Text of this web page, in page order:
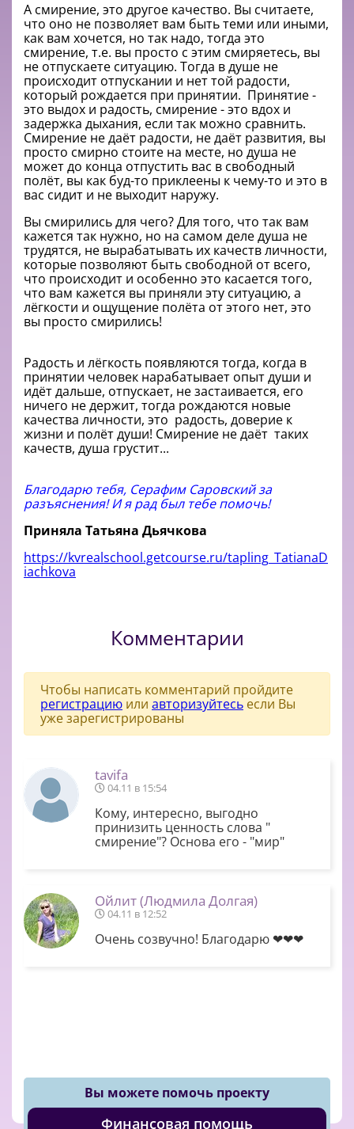
А смирение, это другое качество. Вы считаете,
что оно не позволяет вам быть теми или иными,
как вам хочется, но так надо, тогда это
смирение, т.е. вы просто с этим смиряетесь, вы
не отпускаете ситуацию. Тогда в душе не
происходит отпускании и нет той радости,
который рождается при принятии. Принятие -
это выдох и радость, смирение - это вдох и
задержка дыхания, если так можно сравнить.
Смирение не даёт радости, не даёт развития, вы
просто смирно стоите на месте, но душа не
может до конца отпустить вас в свободный
полёт, вы как буд-то приклеены к чему-то и это в
вас сидит и не выходит наружу.
Вы смирились для чего? Для того, что так вам
кажется так нужно, но на самом деле душа не
трудятся, не вырабатывать их качеств личности,
которые позволяют быть свободной от всего,
что происходит и особенно это касается того,
что вам кажется вы приняли эту ситуацию, а
лёгкости и ощущение полёта от этого нет, это
вы просто смирились!
Радость и лёгкость появляются тогда, когда в
принятии человек нарабатывает опыт души и
идёт дальше, отпускает, не застаивается, его
ничего не держит, тогда рождаются новые
качества личности, это радость, доверие к
жизни и полёт души! Смирение не даёт таких
качеств, душа грустит...
Благодарю тебя, Серафим Саровский за
разъяснения! И я рад был тебе помочь!
Приняла Татьяна Дьячкова
https://kvrealschool.getcourse.ru/tapling_TatianaD
iachkova
Комментарии
Чтобы написать комментарий пройдите
регистрацию или авторизуйтесь если Вы
уже зарегистрированы
tavifa
04.11 в 15:54
Кому, интересно, выгодно
принизить ценность слова "
смирение"? Основа его - "мир"
Ойлит (Людмила Долгая)
04.11 в 12:52
Очень созвучно! Благодарю ❤❤❤
Вы можете помочь проекту
Финансовая помощь